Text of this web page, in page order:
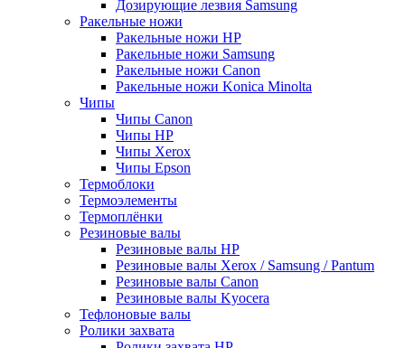
Дозирующие лезвия Samsung
Ракельные ножи
Ракельные ножи HP
Ракельные ножи Samsung
Ракельные ножи Canon
Ракельные ножи Konica Minolta
Чипы
Чипы Canon
Чипы HP
Чипы Xerox
Чипы Epson
Термоблоки
Термоэлементы
Термоплёнки
Резиновые валы
Резиновые валы HP
Резиновые валы Xerox / Samsung / Pantum
Резиновые валы Canon
Резиновые валы Kyocera
Тефлоновые валы
Ролики захвата